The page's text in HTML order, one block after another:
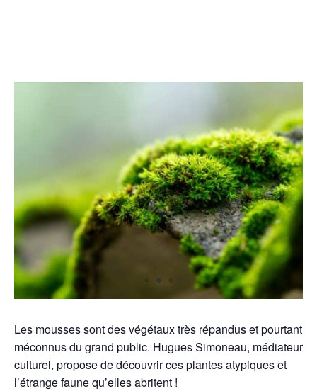
Les mousses sont des végétaux très répandus et pourtant
méconnus du grand public. Hugues Simoneau, médiateur
culturel, propose de découvrir ces plantes atypiques et
l’étrange faune qu’elles abritent !